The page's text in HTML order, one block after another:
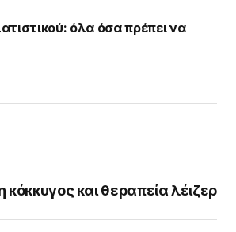
όλα όσα πρέπει να
κόκκυγος και θεραπεία λέιζερ